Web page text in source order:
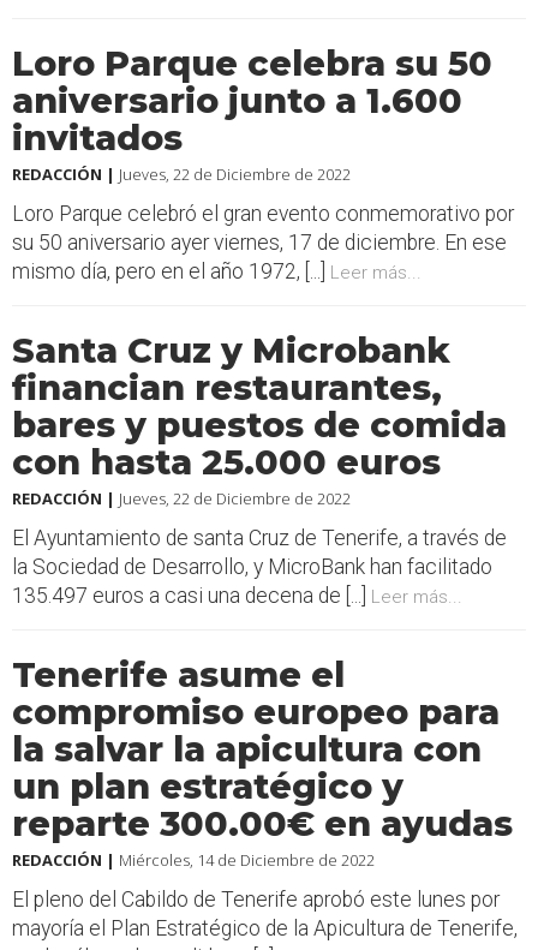
Loro Parque celebra su 50
aniversario junto a 1.600
invitados
REDACCIÓN | Jueves, 22 de Diciembre de 2022
Loro Parque celebró el gran evento conmemorativo por
su 50 aniversario ayer viernes, 17 de diciembre. En ese
mismo día, pero en el año 1972, [...]
Leer más...
Santa Cruz y Microbank
financian restaurantes,
bares y puestos de comida
con hasta 25.000 euros
REDACCIÓN | Jueves, 22 de Diciembre de 2022
El Ayuntamiento de santa Cruz de Tenerife, a través de
la Sociedad de Desarrollo, y MicroBank han facilitado
135.497 euros a casi una decena de [...]
Leer más...
Tenerife asume el
compromiso europeo para
la salvar la apicultura con
un plan estratégico y
reparte 300.00€ en ayudas
REDACCIÓN | Miércoles, 14 de Diciembre de 2022
El pleno del Cabildo de Tenerife aprobó este lunes por
mayoría el Plan Estratégico de la Apicultura de Tenerife,